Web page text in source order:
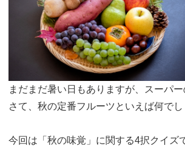
まだまだ暑い日もありますが、スーパ
さて、秋の定番フルーツといえば何でし
今回は「秋の味覚」に関する4択クイズ